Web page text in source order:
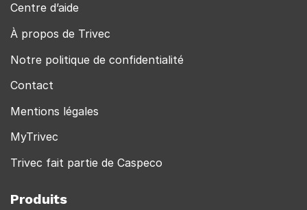
Centre d’aide
À propos de Trivec
Notre politique de confidentialité
Contact
Mentions légales
MyTrivec
Trivec fait partie de Caspeco
Produits